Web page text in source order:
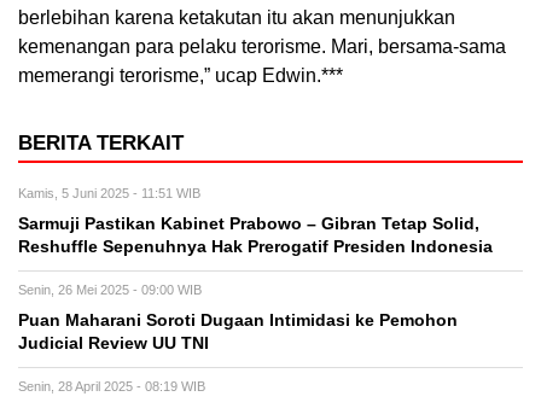
berlebihan karena ketakutan itu akan menunjukkan
kemenangan para pelaku terorisme. Mari, bersama-sama
memerangi terorisme,” ucap Edwin.***
BERITA TERKAIT
Kamis, 5 Juni 2025 - 11:51 WIB
Sarmuji Pastikan Kabinet Prabowo – Gibran Tetap Solid,
Reshuffle Sepenuhnya Hak Prerogatif Presiden Indonesia
Senin, 26 Mei 2025 - 09:00 WIB
Puan Maharani Soroti Dugaan Intimidasi ke Pemohon
Judicial Review UU TNI
Senin, 28 April 2025 - 08:19 WIB